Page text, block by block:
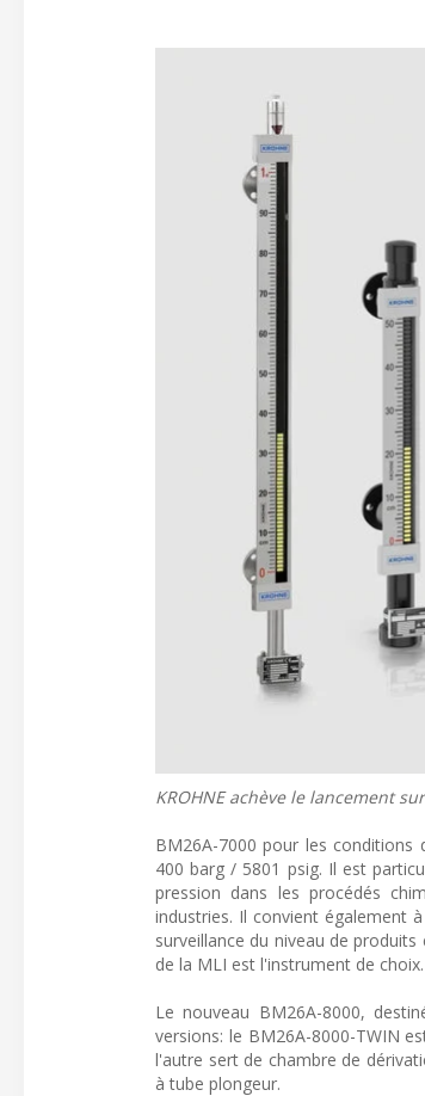
KROHNE achève le lancement
BM26A-7000 pour les conditions
400 barg / 5801 psig. Il est
pression dans les procédés
industries. Il convient également
surveillance du niveau de
de la MLI est l'instrument de choix.
Le nouveau BM26A-8000,
versions: le BM26A-8000-TWIN
l'autre sert de chambre de
à tube plongeur.